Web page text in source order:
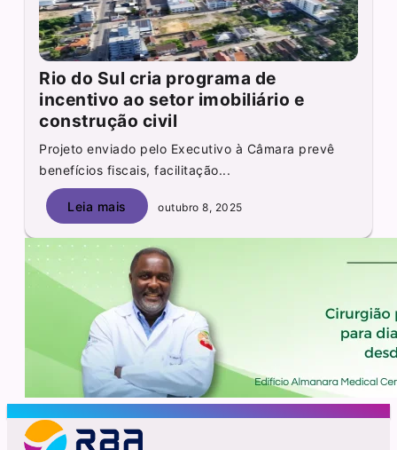
Rio do Sul cria programa de
incentivo ao setor imobiliário e
construção civil
Projeto enviado pelo Executivo à Câmara prevê
benefícios fiscais, facilitação...
Leia mais outubro 8, 2025